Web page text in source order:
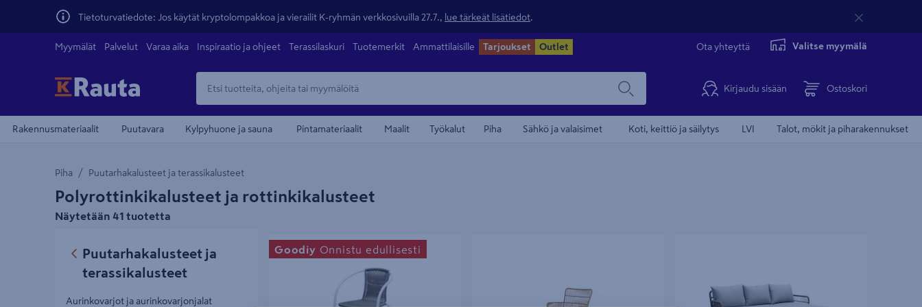
Tietoturvatiedote: Jos käytät kryptolompakkoa ja vierailit K-ryhmän verkkosivuilla 27.7., lue tärkeät lisätiedot
Myymälät Palvelut Varaa aika Inspiraatio ja ohjeet Terassilaskuri Tuotemerkit Ammattilaisille Tarjoukset Outlet Ota yhteyttä Valitse myymälä
Kirjaudu sisään Ostoskori
Rakennusmateriaalit Puutavara Kylpyhuone ja sauna Pintamateriaalit Maalit Työkalut Piha Sähkö ja valaisimet Koti, keittiö ja säilytys LVI Talot, mökit ja piharakennukset
Piha Puutarhakalusteet ja terassikalusteet
Polyrottinkikalusteet ja rottinkikalusteet
Näytetään 41 tuotetta
Puutarhakalusteet ja
terassikalusteet
Aurinkovarjot ja aurinkovarjonjalat
Parveketuoli valkoinen/ruskea
Goodiy Onnistu edullisesti